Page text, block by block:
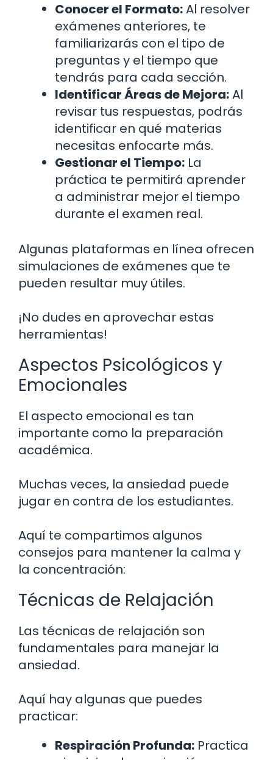
Conocer el Formato:Al resolver
exámenes anteriores, te
familiarizarás con el tipo de
preguntas y el tiempo que
tendrás para cada sección.
Identificar Áreas de Mejora:Al
revisar tus respuestas, podrás
identificar en qué materias
necesitas enfocarte más.
Gestionar el Tiempo: La
práctica te permitirá aprender
a administrar mejor el tiempo
durante el examen real.
Algunas plataformas en línea ofrecen
simulaciones de exámenes que te
pueden resultar muy útiles.
¡No dudes en aprovechar estas
herramientas!
Aspectos Psicológicos y
Emocionales
El aspecto emocional es tan
importante como la preparación
académica.
Muchas veces, la ansiedad puede
jugar en contra de los estudiantes.
Aquí te compartimos algunos
consejos para mantener la calma y
la concentración:
Técnicas de Relajación
Las técnicas de relajación son
fundamentales para manejar la
ansiedad.
Aquí hay algunas que puedes
practicar:
Respiración Profunda: Practica